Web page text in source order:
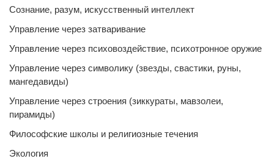
Сознание, разум, искусственный интеллект
Управление через затваривание
Управление через психовоздействие, психотронное оружие
Управление через символику (звезды, свастики, руны,
мангедавиды)
Управление через строения (зиккураты, мавзолеи,
пирамиды)
Философские школы и религиозные течения
Экология